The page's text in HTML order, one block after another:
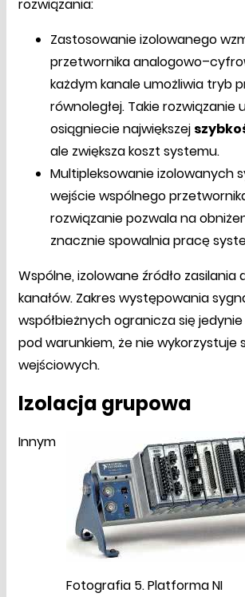
rozwiązania:
Zastosowanie izolowanego
przetwornika
każdym kanale umożliwia tryb
równoległej. Takie rozwiązanie
osiągniecie największej
ale zwiększa koszt systemu.
Multipleksowanie izolowanych
wejście wspólnego
rozwiązanie pozwala na
znacznie spowalnia pracę
Wspólne, izolowane źródło zasilania
kanałów. Zakres występowania
współbieżnych ogranicza się jedynie
pod warunkiem, że nie wykorzystuje
wejściowych.
Izolacja grupowa
Fotografia 5. Platforma NI
Innym